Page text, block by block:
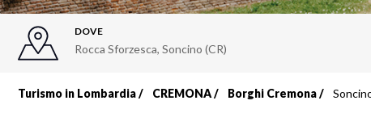
DOVE
Rocca Sforzesca, Soncino (CR)
Turismo in Lombardia CREMONA Borghi Cremona